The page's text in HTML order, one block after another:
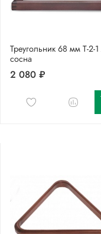
Треугольник 68 мм Т-2-
сосна
2 080 ₽